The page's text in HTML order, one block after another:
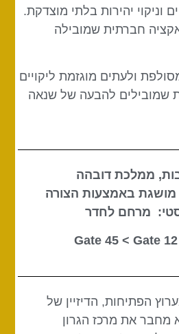
וניקוי יהירות בלתי מוצדקת.
חברתית שמובילה
ולעתים מוגזמת ליקויים
שמובילים להבעה של שנאה
ממלכת דובהה
באמצעות הצורה
מרחם לחדר
Gate 12
הפתיחות, הדיזיין של
מחבר את מרכז הגרון